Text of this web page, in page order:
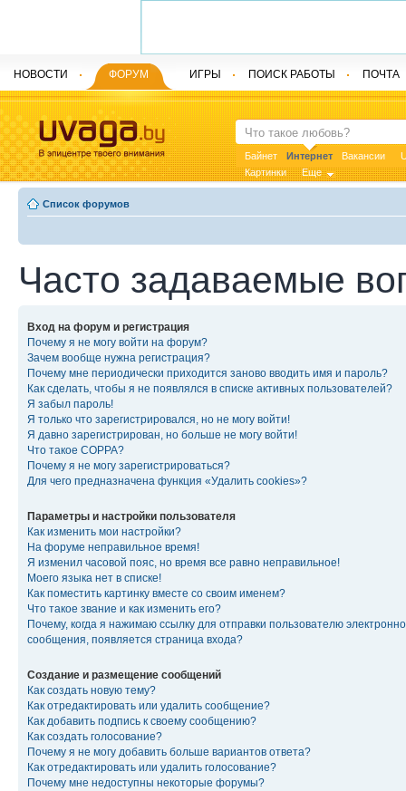
Байнет Интернет Вакансии
Картинки
Еще
НОВОСТИ ФОРУМ ИГРЫ ПОИСК РАБОТЫ ПОЧТА
Список форумов
Часто задаваемые
Вход на форум и регистрация
Почему я не могу войти на форум?
Зачем вообще нужна регистрация?
Почему мне периодически приходится заново вводить имя и пароль?
Как сделать, чтобы я не появлялся в списке активных пользователей?
Я забыл пароль!
Я только что зарегистрировался, но не могу войти!
Я давно зарегистрирован, но больше не могу войти!
Что такое COPPA?
Почему я не могу зарегистрироваться?
Для чего предназначена функция «Удалить cookies»?
Параметры и настройки пользователя
Как изменить мои настройки?
На форуме неправильное время!
Я изменил часовой пояс, но время все равно неправильное!
Моего языка нет в списке!
Как поместить картинку вместе со своим именем?
Что такое звание и как изменить его?
Почему, когда я нажимаю ссылку для отправки пользователю
сообщения, появляется страница входа?
Создание и размещение сообщений
Как создать новую тему?
Как отредактировать или удалить сообщение?
Как добавить подпись к своему сообщению?
Как создать голосование?
Почему я не могу добавить больше вариантов ответа?
Как отредактировать или удалить голосование?
Почему мне недоступны некоторые форумы?